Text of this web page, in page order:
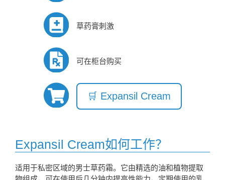
草药膏刺激
可在柜台购买
🛒 Expansil Cream
Expansil Cream如何工作？
适用于私密区域的男士草药霜。它由精选的油和植物提取